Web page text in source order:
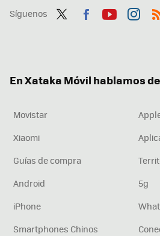
Síguenos
En Xataka Móvil hablamos
Movistar
Xiaomi
Guías de compra
Android
5g
iPhone
Smartphones Chinos